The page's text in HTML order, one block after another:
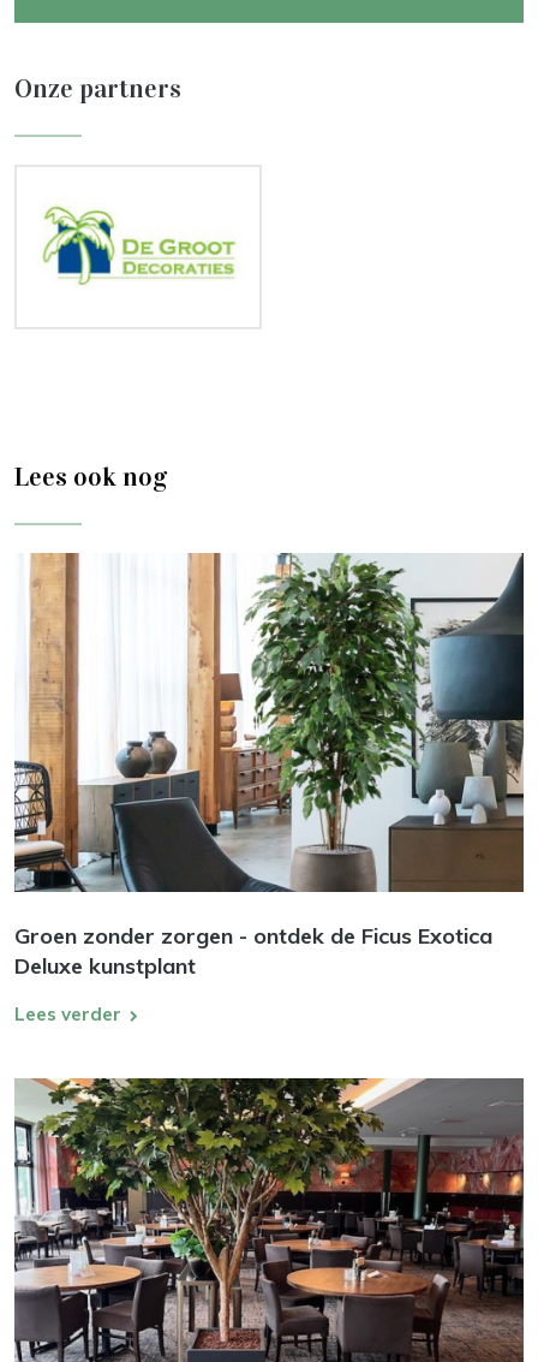
Onze partners
Lees ook nog
Groen zonder zorgen - ontdek de Ficus Exotica
Deluxe kunstplant
Lees verder